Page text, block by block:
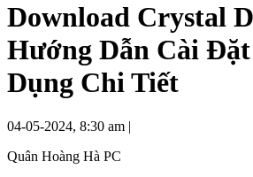
Download Crystal
Hướng Dẫn Cài
Dụng Chi Tiết
04-05-2024, 8:30 am |
Quân Hoàng Hà PC